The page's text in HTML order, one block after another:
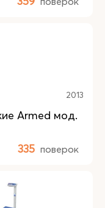
2013
Armed мод.
335 поверок